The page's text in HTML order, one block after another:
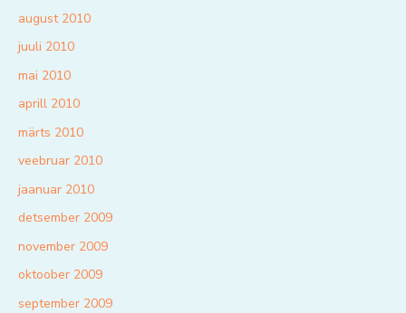
august 2010
juuli 2010
mai 2010
aprill 2010
märts 2010
veebruar 2010
jaanuar 2010
detsember 2009
november 2009
oktoober 2009
september 2009